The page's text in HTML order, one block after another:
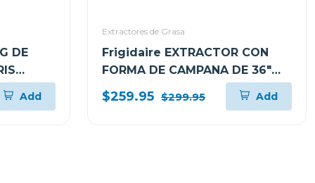
DE
Add
Extractores de Grasa
Frigidaire EXTRACTOR CON
FORMA DE CAMPANA DE 36"
PARA PARED L904EXI
$259.95 $299.95 Add